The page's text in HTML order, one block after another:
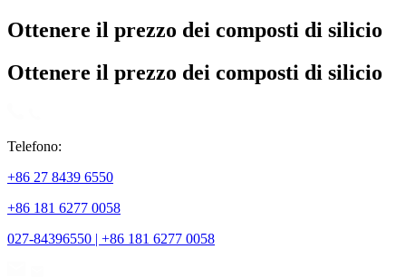
Ottenere il prezzo dei composti di silicio
Ottenere il prezzo dei composti di silicio
Telefono:
+86 27 8439 6550
+86 181 6277 0058
027-84396550 | +86 181 6277 0058